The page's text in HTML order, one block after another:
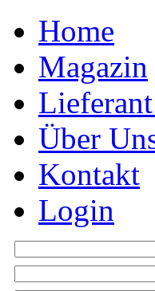
Home
Magazin
Über
Kontakt
Login